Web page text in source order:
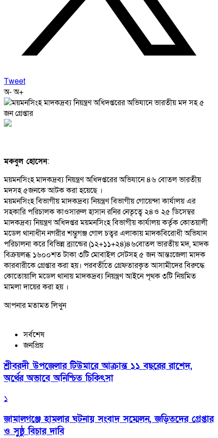
Tweet
অ-অ+
মকবুল হোসেন:
ময়মনসিংহ মাদকদ্রব্য নিয়ন্ত্রণ অধিদপ্তরের অভিযানে ৪৬ বোতল ভারতীয়
মদসহ ৫জনকে আটক করা হয়েছে ।
ময়মনসিংহ বিভাগীয় মাদকদ্রব্য নিয়ন্ত্রণ বিভাগীয় গোয়েন্দা কার্যালয় এর
সহকারি পরিচালক কাওসারুল হাসান রনির নেতৃত্বে ২৪ও ২৫ ডিসেম্বর
মাদকদ্রব্য নিয়ন্ত্রণ অধিদপ্তর ময়মনসিংহ বিভাগীয় কার্যালয় কর্তৃক কোতয়ালী
মডেল থানাধীন নগরীর শম্ভুগঞ্জ গোল চত্বর এলাকায় মাদকবিরোধী অভিযান
পরিচালনা করে বিভিন্ন ব্র্যান্ডের (১২+১১+২৪)৪৬বোতল ভারতীয় মদ, মাদক
বিক্রয়লব্ধ ১৬০০শত টাকা ৩টি মোবাইল সেটসহ ৫ জন আন্তঃজেলা মাদক
কারবারীকে গ্রেপ্তার করা হয়। পরবর্তীতে গ্রেফতারকৃত আসামীদের বিরুদ্ধে
কোতোয়ালি মডেল থানায় মাদকদ্রব্য নিয়ন্ত্রণ আইনে পৃথক ৩টি নিয়মিত
মামলা দায়ের করা হয় ।
আপনার মতামত লিখুন
সর্বশেষ
জনপ্রিয়
শ্রীবরদী উপজেলার টিউমারে আক্রান্ত ১১ বছরের রাশেদ,
অর্থের অভাবে অনিশ্চিত চিকিৎসা
১
জামালগঞ্জে হামলার ঘটনায় সংবাদ সম্মেলন, জড়িতদের গ্রেপ্তার
ও সুষ্ঠু বিচার দাবি